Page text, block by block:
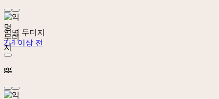
익명 두더지
2년 이상 전
gg